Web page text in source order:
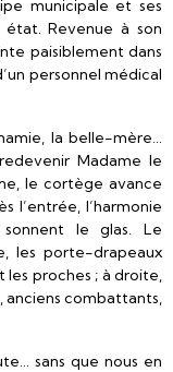
municipale et ses
Revenue à son
paisiblement dans
personnel médical
la belle-mère…
Madame le
le cortège avance
l’entrée, l’harmonie
le glas. Le
les porte-drapeaux
proches ; à droite,
anciens combattants,
sans que nous en